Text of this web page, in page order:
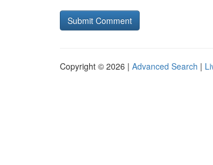
Copyright © 2026 | Advanced Search |